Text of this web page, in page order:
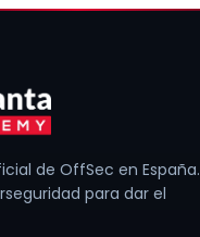
de OffSec en España.
para dar el